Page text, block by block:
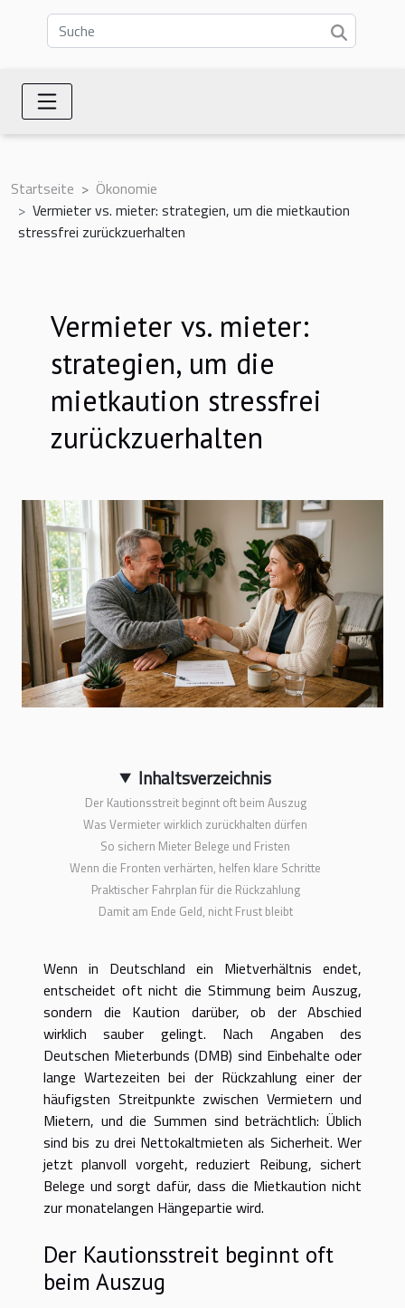
Startseite
Ökonomie
Vermieter vs. mieter: strategien, um die mietkaution
stressfrei zurückzuerhalten
Vermieter vs. mieter:
strategien, um die
mietkaution stressfrei
zurückzuerhalten
Inhaltsverzeichnis
Der Kautionsstreit beginnt oft beim Auszug
Was Vermieter wirklich zurückhalten dürfen
So sichern Mieter Belege und Fristen
Wenn die Fronten verhärten, helfen klare Schritte
Praktischer Fahrplan für die Rückzahlung
Damit am Ende Geld, nicht Frust bleibt
Wenn in Deutschland ein Mietverhältnis endet,
entscheidet oft nicht die Stimmung beim Auszug,
sondern die Kaution darüber, ob der Abschied
wirklich sauber gelingt. Nach Angaben des
Deutschen Mieterbunds (DMB) sind Einbehalte oder
lange Wartezeiten bei der Rückzahlung einer der
häufigsten Streitpunkte zwischen Vermietern und
Mietern, und die Summen sind beträchtlich: Üblich
sind bis zu drei Nettokaltmieten als Sicherheit. Wer
jetzt planvoll vorgeht, reduziert Reibung, sichert
Belege und sorgt dafür, dass die Mietkaution nicht
zur monatelangen Hängepartie wird.
Der Kautionsstreit beginnt oft
beim Auszug